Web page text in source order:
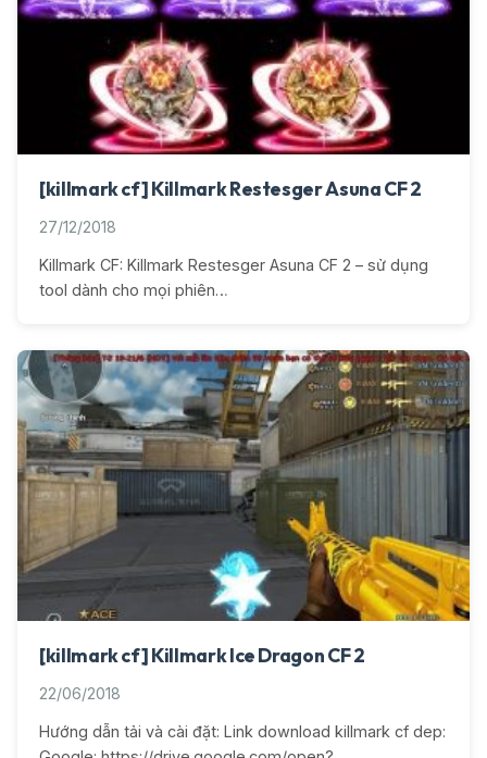
[killmark cf] Killmark Restesger Asuna CF 2
27/12/2018
Killmark CF: Killmark Restesger Asuna CF 2 – sử dụng
tool dành cho mọi phiên…
[killmark cf] Killmark Ice Dragon CF 2
22/06/2018
Hướng dẫn tải và cài đặt: Link download killmark cf dep: